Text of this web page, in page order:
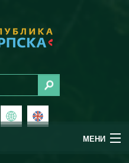
МЕНИ